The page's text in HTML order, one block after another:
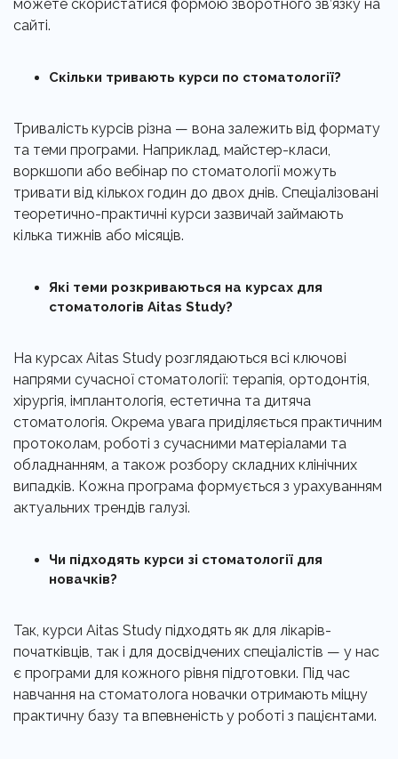
можете скористатися формою зворотного зв’язку на
сайті.
Скільки тривають курси по стоматології?
Тривалість курсів різна — вона залежить від формату
та теми програми. Наприклад, майстер-класи,
воркшопи або вебінар по стоматології можуть
тривати від кількох годин до двох днів. Спеціалізовані
теоретично-практичні курси зазвичай займають
кілька тижнів або місяців.
Які теми розкриваються на курсах для
стоматологів Aitas Study?
На курсах Aitas Study розглядаються всі ключові
напрями сучасної стоматології: терапія, ортодонтія,
хірургія, імплантологія, естетична та дитяча
стоматологія. Окрема увага приділяється практичним
протоколам, роботі з сучасними матеріалами та
обладнанням, а також розбору складних клінічних
випадків. Кожна програма формується з урахуванням
актуальних трендів галузі.
Чи підходять курси зі стоматології для
новачків?
Так, курси Aitas Study підходять як для лікарів-
початківців, так і для досвідчених спеціалістів — у нас
є програми для кожного рівня підготовки. Під час
навчання на стоматолога новачки отримають міцну
практичну базу та впевненість у роботі з пацієнтами.